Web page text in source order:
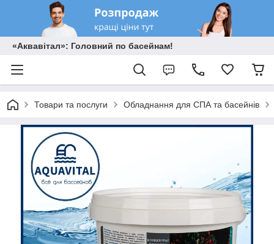
«Аквавітал»: Головний по басейнам!
Товари та послуги Обладнання для СПА та басейнів